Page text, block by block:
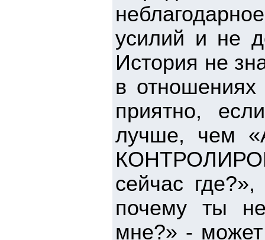
усилий и не
История не
в
приятно,
лучше, чем
сейчас
почему ты
мне?» - может